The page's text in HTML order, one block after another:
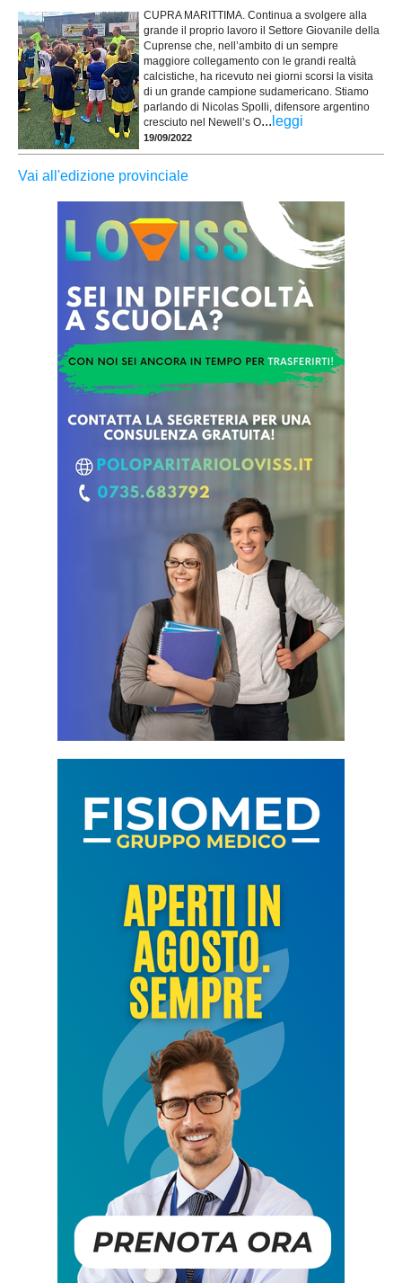
CUPRA MARITTIMA. Continua a svolgere alla
grande il proprio lavoro il Settore Giovanile della
Cuprense che, nell’ambito di un sempre
maggiore collegamento con le grandi realtà
calcistiche, ha ricevuto nei giorni scorsi la visita
di un grande campione sudamericano. Stiamo
parlando di Nicolas Spolli, difensore argentino
cresciuto nel Newell’s O... leggi
19/09/2022
Vai all'edizione provinciale